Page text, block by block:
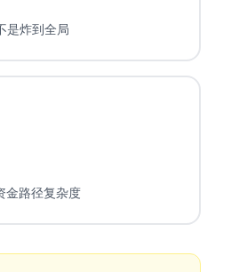
是炸到全局
路径复杂度